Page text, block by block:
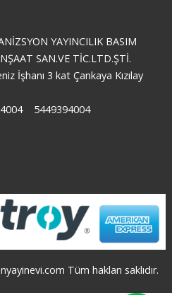
YAYINCILIK BASIM
SAN.VE TİC.LTD.ŞTİ.
İşhanı 3 kat Çankaya Kızılay
5449394004
Tüm hakları saklıdır.